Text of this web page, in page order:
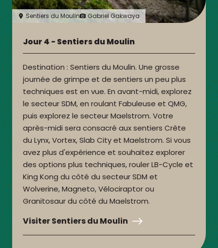
Sentiers du Moulin Gabriel Gakwaya
Jour 4 - Sentiers du Moulin
Destination : Sentiers du Moulin. Une grosse
journée de grimpe et de sentiers un peu plus
techniques est en vue. En avant-midi, explorez
le secteur SDM, en roulant Fabuleuse et QMG,
puis explorez le secteur Maelstrom. Votre
après-midi sera consacré aux sentiers Crête
du Lynx, Vortex, Slab City et Maelstrom. Si vous
avez plus d'expérience et souhaitez explorer
des options plus techniques, rouler LB-Cycle et
King Kong du côté du secteur SDM et
Wolverine, Magneto, Vélociraptor ou
Granitosaur du côté du Maelstrom.
Visiter Sentiers du Moulin